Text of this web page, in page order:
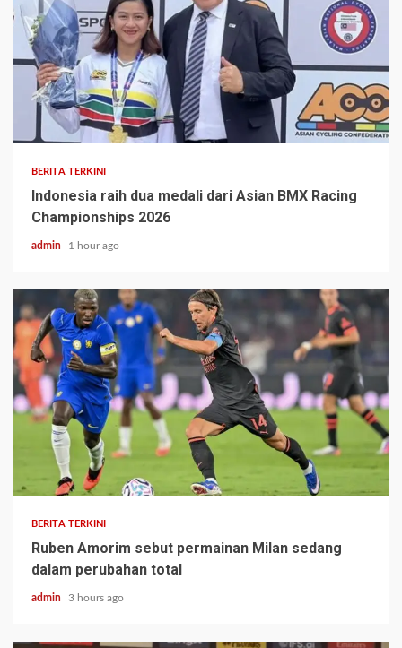
BERITA TERKINI
Indonesia raih dua medali dari Asian BMX Racing
Championships 2026
admin 1 hour ago
BERITA TERKINI
Ruben Amorim sebut permainan Milan sedang
dalam perubahan total
admin 3 hours ago